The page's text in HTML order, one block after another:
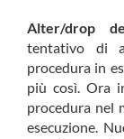
Alter/drop
tentativo di
procedura in
più così. Ora
procedura nel
esecuzione.